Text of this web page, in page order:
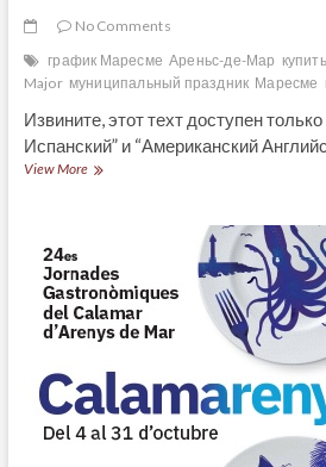
No Comments
график Маресме Ареньс-де-Мар купить
Major муниципальный праздник Маресме
Извините, этот техт доступен
Испанский” и “Американский
View More(Español)
Roc
de
Arenys
de
declarada
Festa
Patrimonial
d’Interès